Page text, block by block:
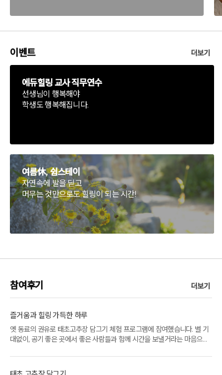
이벤트 더보기
에듀힐링 교사 직무연수
선생님이 행복해야
학생도 행복해집니다.
여름休, 쉼스테이
자연속에 발을 딛고
머무는 것만으로도 힐링이 되는 시간!
참여후기 더보기
즐거움과 힐링 가득한 하루
옛 동료의 권유로 태초고추장 담그기 체험 프로그램에 참여했습니다. 별 기
대없이, 공기 좋은 곳에서 좋은 사람들과 함께 시간을 보낼거라는 마음으로